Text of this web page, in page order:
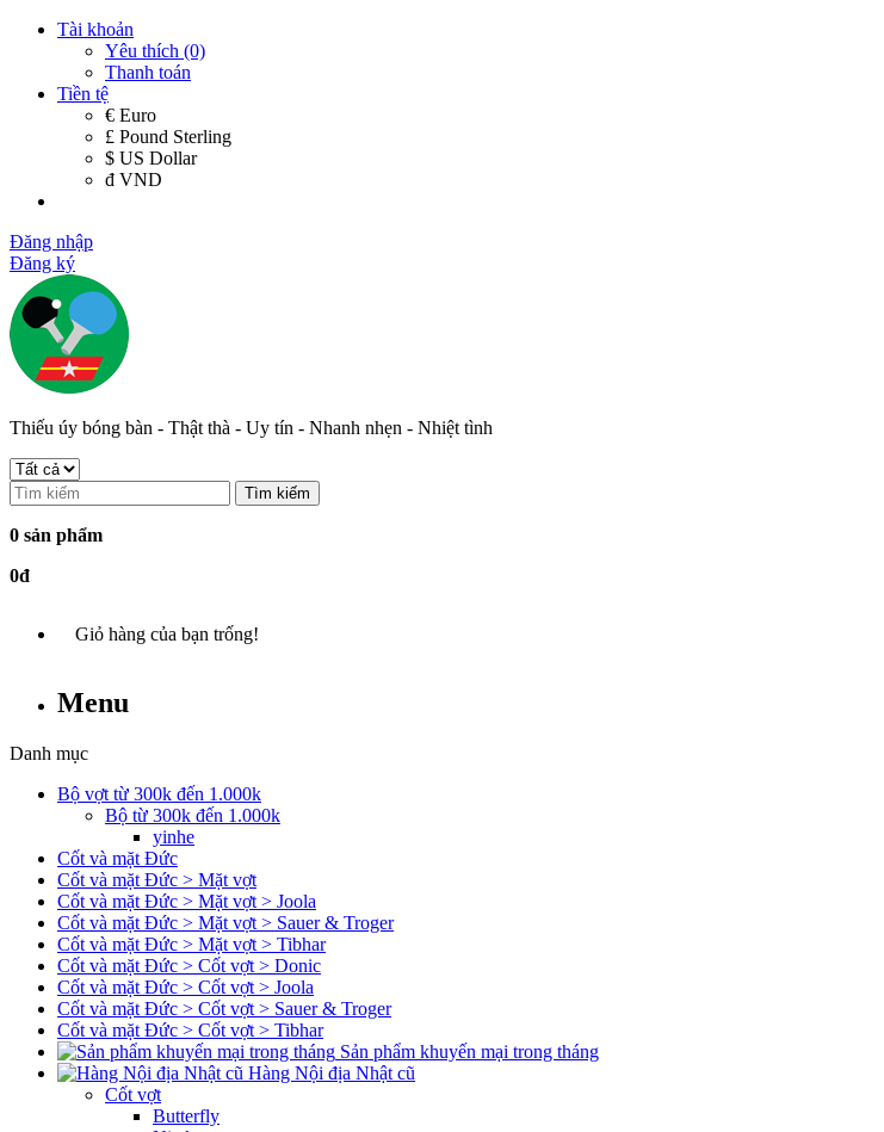
Tài khoản
Yêu thích (0)
Thanh toán
Tiền tệ
€ Euro
£ Pound Sterling
$ US Dollar
đ VND
Đăng nhập
Đăng ký
Thiếu úy bóng bàn - Thật thà - Uy tín - Nhanh nhẹn - Nhiệt tình
Tìm kiếm
0 sản phẩm
0đ
Giỏ hàng của bạn trống!
Menu
Danh mục
Bộ vợt từ 300k đến 1.000k
Bộ từ 300k đến 1.000k
yinhe
Cốt và mặt Đức
Cốt và mặt Đức > Mặt vợt
Cốt và mặt Đức > Mặt vợt > Joola
Cốt và mặt Đức > Mặt vợt > Sauer & Troger
Cốt và mặt Đức > Mặt vợt > Tibhar
Cốt và mặt Đức > Cốt vợt > Donic
Cốt và mặt Đức > Cốt vợt > Joola
Cốt và mặt Đức > Cốt vợt > Sauer & Troger
Cốt và mặt Đức > Cốt vợt > Tibhar
Sản phẩm khuyến mại trong tháng
Hàng Nội địa Nhật cũ
Cốt vợt
Butterfly